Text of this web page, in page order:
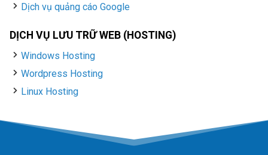
Dịch vụ quảng cáo Google
DỊCH VỤ LƯU TRỮ WEB (HOSTING)
Windows Hosting
Wordpress Hosting
Linux Hosting